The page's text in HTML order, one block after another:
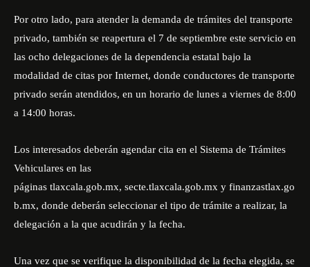
Por otro lado, para atender la demanda de trámites del transporte
privado, también se reapertura el 7 de septiembre este servicio en
las ocho delegaciones de la dependencia estatal bajo la
modalidad de citas por Internet, donde conductores de transporte
privado serán atendidos, en un horario de lunes a viernes de 8:00
a 14:00 horas.
Los interesados deberán agendar cita en el Sistema de Trámites
Vehiculares en las
páginas tlaxcala.gob.mx, secte.tlaxcala.gob.mx y finanzastlax.go
b.mx, donde deberán seleccionar el tipo de trámite a realizar, la
delegación a la que acudirán y la fecha.
Una vez que se verifique la disponibilidad de la fecha elegida, se